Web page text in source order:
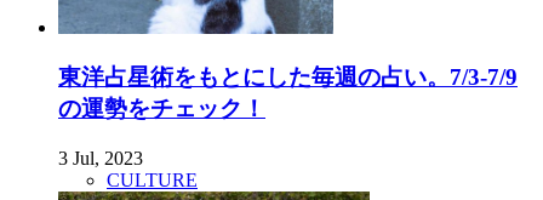
東洋占星術をもとにした毎週の占い。7/3-7/9
の運勢をチェック！
3 Jul, 2023
CULTURE